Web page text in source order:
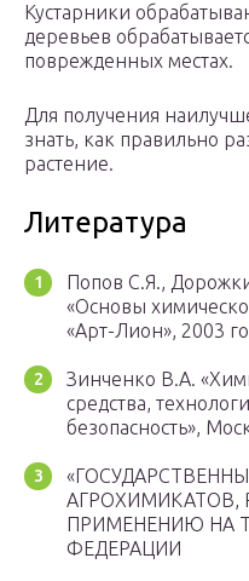
Кустарники
деревьев
поврежденных местах.
Для получения
знать, как правильно
растение.
Литература
Попов С.Я.,
«Основы
«Арт-Лион», 2003
Зинченко В.А.
средства,
безопасность»,
АГРОХИМИКАТОВ,
ПРИМЕНЕНИЮ НА
ФЕДЕРАЦИИ